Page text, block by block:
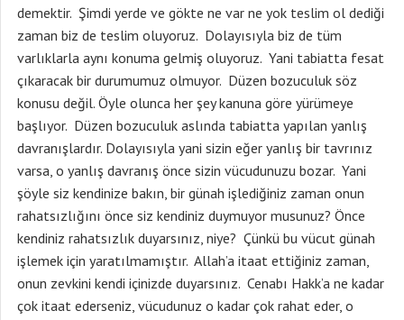
demektir. Şimdi yerde ve gökte ne var ne yok teslim ol dediği
zaman biz de teslim oluyoruz. Dolayısıyla biz de tüm
varlıklarla aynı konuma gelmiş oluyoruz. Yani tabiatta fesat
çıkaracak bir durumumuz olmuyor. Düzen bozuculuk söz
konusu değil. Öyle olunca her şey kanuna göre yürümeye
başlıyor. Düzen bozuculuk aslında tabiatta yapılan yanlış
davranışlardır. Dolayısıyla yani sizin eğer yanlış bir tavrınız
varsa, o yanlış davranış önce sizin vücudunuzu bozar. Yani
şöyle siz kendinize bakın, bir günah işlediğiniz zaman onun
rahatsızlığını önce siz kendiniz duymuyor musunuz? Önce
kendiniz rahatsızlık duyarsınız, niye? Çünkü bu vücut günah
işlemek için yaratılmamıştır. Allah’a itaat ettiğiniz zaman,
onun zevkini kendi içinizde duyarsınız. Cenabı Hakk’a ne kadar
çok itaat ederseniz, vücudunuz o kadar çok rahat eder, o